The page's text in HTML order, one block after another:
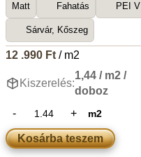
Matt Fahatás PEI V
Sárvár, Kőszeg
12 .990 Ft/ m2
Kiszerelés:
1,44 / m2 /
doboz
m2
Kosárba teszem